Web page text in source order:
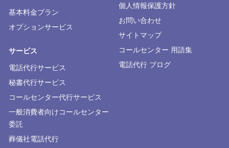
基本料金プラン
オプションサービス
サービス
電話代行サービス
秘書代行サービス
コールセンター代行サービス
一般消費者向けコールセンター
委託
葬儀社電話代行
個人情報保護方針
お問い合わせ
サイトマップ
コールセンター 用語集
電話代行 ブログ